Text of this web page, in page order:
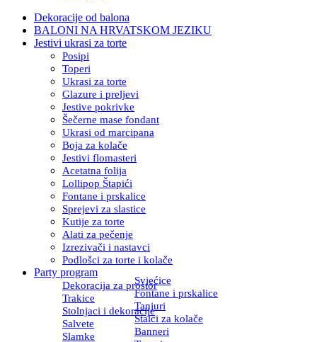
Dekoracije od balona
BALONI NA HRVATSKOM JEZIKU
Jestivi ukrasi za torte
Posipi
Toperi
Ukrasi za torte
Glazure i preljevi
Jestive pokrivke
Šečerne mase fondant
Ukrasi od marcipana
Boja za kolače
Jestivi flomasteri
Acetatna folija
Lollipop Štapići
Fontane i prskalice
Sprejevi za slastice
Kutije za torte
Alati za pečenje
Izrezivači i nastavci
Podlošci za torte i kolače
Party program
Dekoracija za prostor
Svjećice
Trakice
Fontane i prskalice
Stolnjaci i dekoracije
Tanjuri
Salvete
Stalci za kolače
Slamke
Banneri